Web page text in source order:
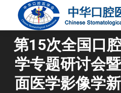
第15次全国口
学专题研讨会
面医学影像学
您在这